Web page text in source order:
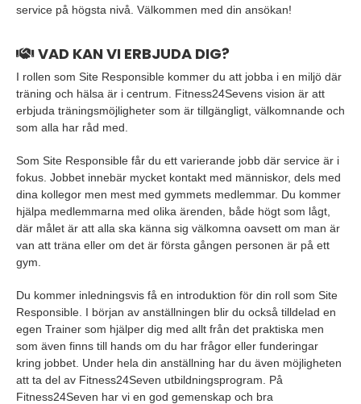
service på högsta nivå. Välkommen med din ansökan!
VAD KAN VI ERBJUDA DIG?
I rollen som Site Responsible kommer du att jobba i en miljö där
träning och hälsa är i centrum. Fitness24Sevens vision är att
erbjuda träningsmöjligheter som är tillgängligt, välkomnande och
som alla har råd med.
Som Site Responsible får du ett varierande jobb där service är i
fokus. Jobbet innebär mycket kontakt med människor, dels med
dina kollegor men mest med gymmets medlemmar. Du kommer
hjälpa medlemmarna med olika ärenden, både högt som lågt,
där målet är att alla ska känna sig välkomna oavsett om man är
van att träna eller om det är första gången personen är på ett
gym.
Du kommer inledningsvis få en introduktion för din roll som Site
Responsible. I början av anställningen blir du också tilldelad en
egen Trainer som hjälper dig med allt från det praktiska men
som även finns till hands om du har frågor eller funderingar
kring jobbet. Under hela din anställning har du även möjligheten
att ta del av Fitness24Seven utbildningsprogram. På
Fitness24Seven har vi en god gemenskap och bra